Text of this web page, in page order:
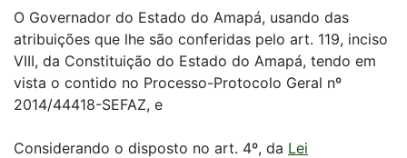
O Governador do Estado do Amapá, usando das
atribuições que lhe são conferidas pelo art. 119, inciso
VIII, da Constituição do Estado do Amapá, tendo em
vista o contido no Processo-Protocolo Geral nº
2014/44418-SEFAZ, e
Considerando o disposto no art. 4º, da Lei